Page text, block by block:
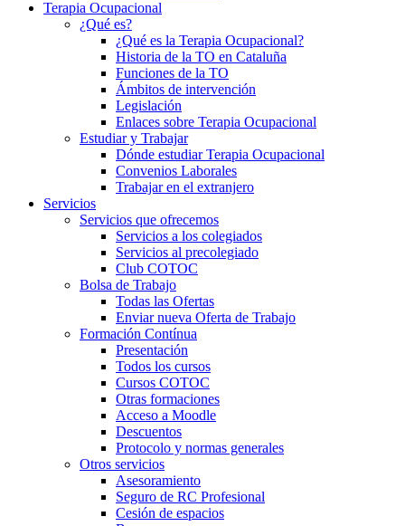
Terapia Ocupacional
¿Qué es?
¿Qué es la Terapia Ocupacional?
Historia de la TO en Cataluña
Funciones de la TO
Ámbitos de intervención
Legislación
Enlaces sobre Terapia Ocupacional
Estudiar y Trabajar
Dónde estudiar Terapia Ocupacional
Convenios Laborales
Trabajar en el extranjero
Servicios
Servicios que ofrecemos
Servicios a los colegiados
Servicios al precolegiado
Club COTOC
Bolsa de Trabajo
Todas las Ofertas
Enviar nueva Oferta de Trabajo
Formación Contínua
Presentación
Todos los cursos
Cursos COTOC
Otras formaciones
Acceso a Moodle
Descuentos
Protocolo y normas generales
Otros servicios
Asesoramiento
Seguro de RC Profesional
Cesión de espacios